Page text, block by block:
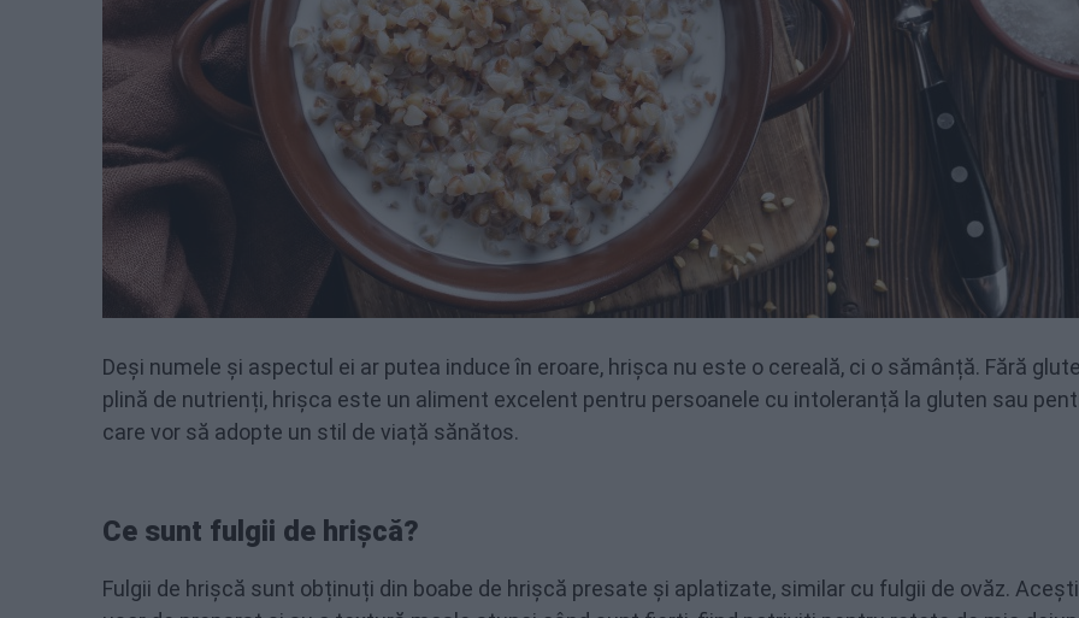
Deși numele și aspectul ei ar putea induce în eroare, hrișca nu este o cereală, ci o sămânță. Fără
plină de nutrienți, hrișca este un aliment excelent pentru persoanele cu intoleranță la gluten sau
care vor să adopte un stil de viață sănătos.
Ce sunt fulgii de hrișcă?
Fulgii de hrișcă sunt obținuți din boabe de hrișcă presate și aplatizate, similar cu fulgii de ovăz.